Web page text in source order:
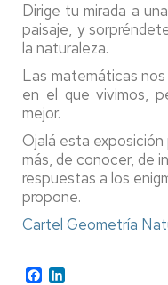
Dirige tu mirada a
paisaje, y
la naturaleza.
Las matemáticas
en el que vivimos,
mejor.
Ojalá esta
más, de conocer, de
respuestas a los
propone.
Cartel Geometría
Facebook